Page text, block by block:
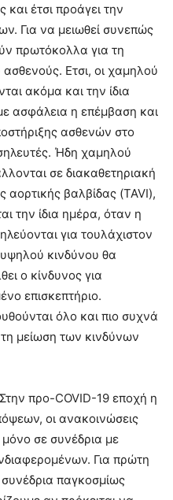
και έτσι προάγει την
Για να μειωθεί συνεπώς
πρωτόκολλα για τη
Ετσι, οι χαμηλού
ακόμα και την ίδια
ασφάλεια η επέμβαση και
ασθενών στο
Ήδη χαμηλού
σε διακαθετηριακή
αορτικής βαλβίδας (TAVI),
την ίδια ημέρα, όταν η
για τουλάχιστον
κινδύνου θα
ο κίνδυνος για
επισκεπτήριο.
όλο και πιο συχνά
μείωση των κινδύνων
προ-COVID-19 εποχή η
οι ανακοινώσεις
σε συνέδρια με
Για πρώτη
παγκοσμίως